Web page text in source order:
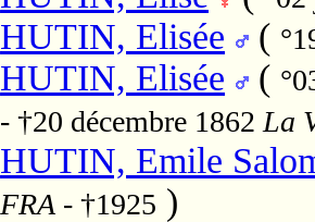
HUTIN, Elisée (
HUTIN, Elisée (
- †20 décembre 1862 La
HUTIN, Emile
FRA - †1925 )